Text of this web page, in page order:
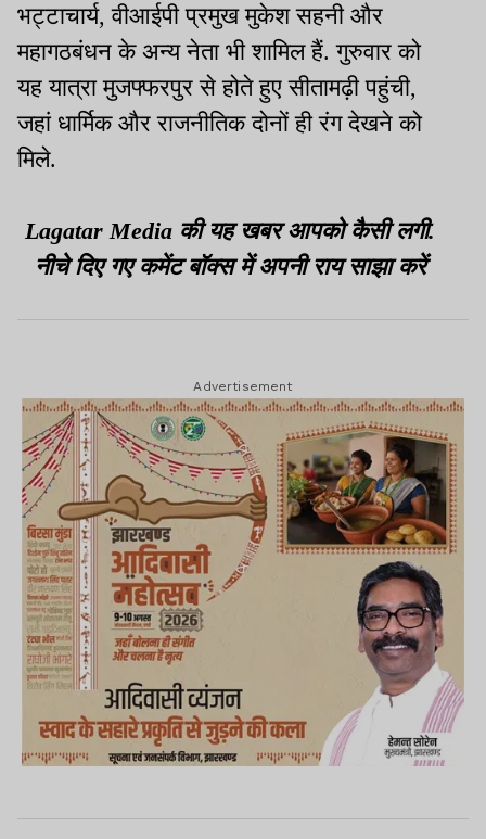
भट्टाचार्य, वीआईपी प्रमुख मुकेश सहनी और
महागठबंधन के अन्य नेता भी शामिल हैं. गुरुवार को
यह यात्रा मुजफ्फरपुर से होते हुए सीतामढ़ी पहुंची,
जहां धार्मिक और राजनीतिक दोनों ही रंग देखने को
मिले.
Lagatar Media की यह खबर आपको कैसी लगी.
नीचे दिए गए कमेंट बॉक्स में अपनी राय साझा करें
Advertisement